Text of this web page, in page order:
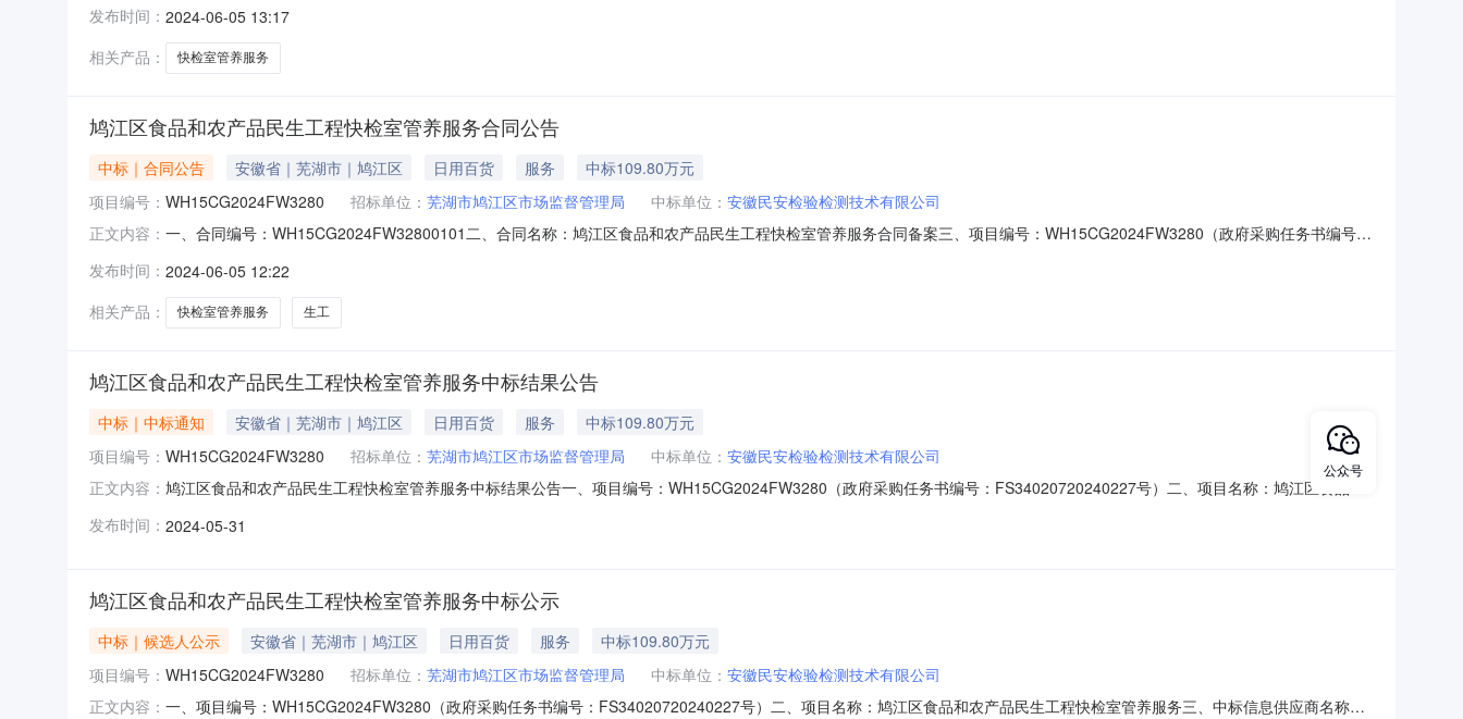
789号联系方式：0553-5221207供应商（乙方）：安徽民安检验检测技术有限公司地址：安徽省芜湖市鸠江区清水街道鸠江开发区电子产业园检验检测产业集聚区F区4楼联
发布时间： 2024-06-05 13:17
相关产品：
快检室管养服务
鸠江区食品和农产品民生工程快检室管养服务合同公告
中标｜合同公告 安徽省｜芜湖市｜鸠江区 日用百货 服务
中标109.80万元
项目编号： WH15CG2024FW3280 招标单位： 芜湖市鸠江区市场监督管理局 中标单位： 安徽民安检验检测技术有限公司
正文内容： 一、合同编号：WH15CG2024FW32800101二、合同名称：鸠江区食品和农产品民生工程快检室管养服务合同备案三、项目编号：WH15CG2024FW3280（政府采购任务书编号：
789号联系方式：0553-5221207供应商（乙方）：安徽民安检验检测技术有限公司地址：安徽省芜湖市鸠江区清水街道鸠江开发区电子产业园检验检测产业集聚区F区4楼联
发布时间： 2024-06-05 12:22
相关产品：
快检室管养服务 生工
鸠江区食品和农产品民生工程快检室管养服务中标结果公告
中标｜中标通知 安徽省｜芜湖市｜鸠江区 日用百货 服务
中标109.80万元
项目编号： WH15CG2024FW3280 招标单位： 芜湖市鸠江区市场监督管理局 中标单位： 安徽民安检验检测技术有限公司
正文内容： 鸠江区食品和农产品民生工程快检室管养服务中标结果公告一、项目编号：WH15CG2024FW3280（政府采购任务书编号：FS34020720240227号）二、项目名称：鸠江区食品和
区4楼中标金额：1098000元/年四、主要标的信息服务类名称：鸠江区食品和农产品民生工程快检室管养服务服务范围：对鸠江区已建成的市场监管所检验室8个，农贸市场快检室
发布时间： 2024-05-31
鸠江区食品和农产品民生工程快检室管养服务中标公示
中标｜候选人公示 安徽省｜芜湖市｜鸠江区 日用百货 服务
中标109.80万元
项目编号： WH15CG2024FW3280 招标单位： 芜湖市鸠江区市场监督管理局 中标单位： 安徽民安检验检测技术有限公司
正文内容： 一、项目编号：WH15CG2024FW3280（政府采购任务书编号：FS34020720240227号）二、项目名称：鸠江区食品和农产品民生工程快检室管养服务三、中标信息供应商名称：
公众号